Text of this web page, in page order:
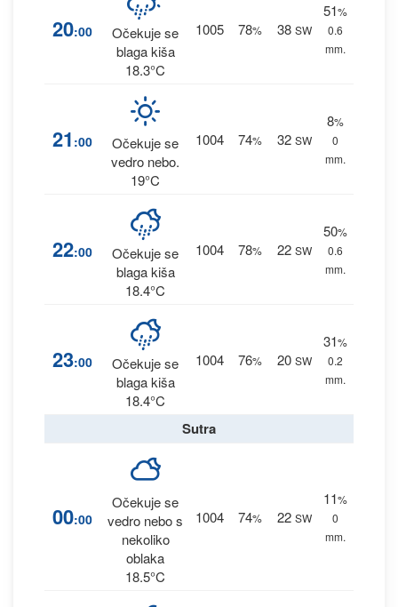
20:00
Očekuje se
blaga kiša
18.3°C
1005 78% 38 SW
51%
0.6
mm.
21 :00
Očekuje se
vedro nebo.
19°C
1004 74% 32 SW
8%
0
mm.
22:00
Očekuje se
blaga kiša
18.4°C
1004 78% 22 SW
50%
0.6
mm.
23:00
Očekuje se
blaga kiša
18.4°C
1004 76% 20 SW
31%
0.2
mm.
Sutra
00:00
Očekuje se
vedro nebo s
nekoliko
oblaka
18.5°C
1004 74% 22 SW
11%
0
mm.